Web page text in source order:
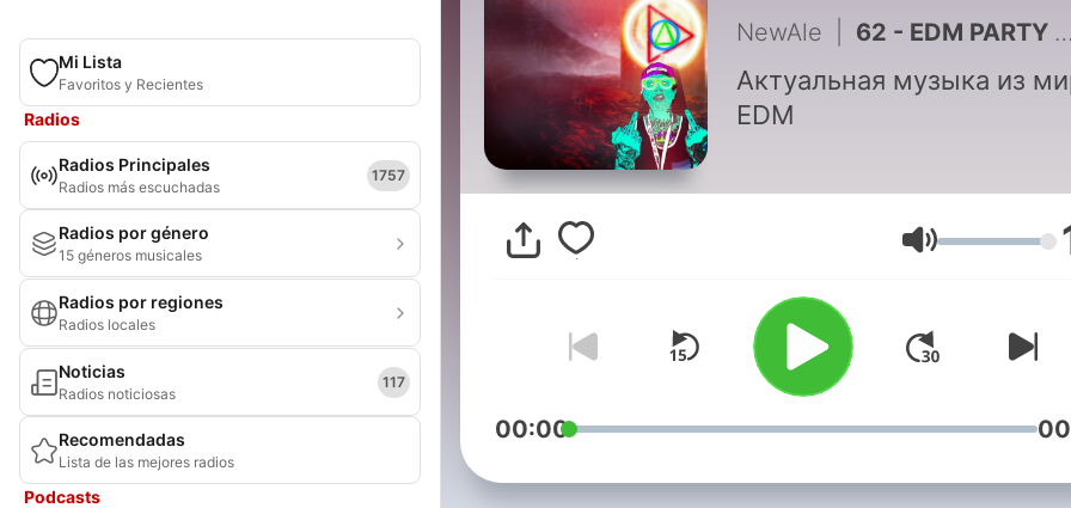
Mi Lista
Favoritos y Recientes
Radios
Radios Principales
Radios más escuchadas
1757
Radios por género
15 géneros musicales
Radios por regiones
Radios locales
Noticias
Radios noticiosas
117
Recomendadas
Lista de las mejores radios
Podcasts
NewAle 62 - EDM PARTY 43
Актуальная музыка из
EDM
Volumen
00:00